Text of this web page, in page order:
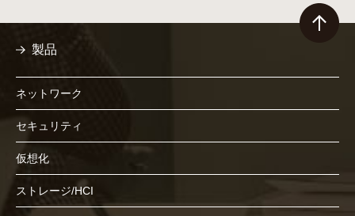
製品
ネットワーク
セキュリティ
仮想化
ストレージ/HCI